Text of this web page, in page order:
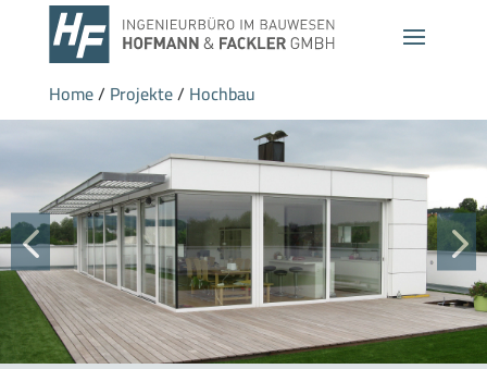
Home/ Projekte/ Hochbau